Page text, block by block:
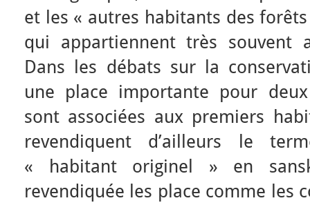
et les « autres habitants des
qui appartiennent très souvent
Dans les débats sur la
une place importante pour
sont associées aux premiers
revendiquent d’ailleurs le
« habitant originel » en
revendiquée les place comme les